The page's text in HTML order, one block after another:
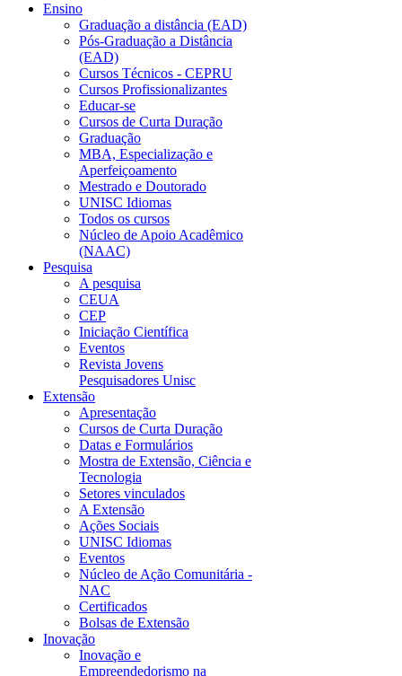
Ensino
Graduação a distância (EAD)
Pós-Graduação a Distância
(EAD)
Cursos Técnicos - CEPRU
Cursos Profissionalizantes
Educar-se
Cursos de Curta Duração
Graduação
MBA, Especialização e
Aperfeiçoamento
Mestrado e Doutorado
UNISC Idiomas
Todos os cursos
Núcleo de Apoio Acadêmico
(NAAC)
Pesquisa
A pesquisa
CEUA
CEP
Iniciação Científica
Eventos
Revista Jovens
Pesquisadores Unisc
Extensão
Apresentação
Cursos de Curta Duração
Datas e Formulários
Mostra de Extensão, Ciência e
Tecnologia
Setores vinculados
A Extensão
Ações Sociais
UNISC Idiomas
Eventos
Núcleo de Ação Comunitária -
NAC
Certificados
Bolsas de Extensão
Inovação
Inovação e
Empreendedorismo na